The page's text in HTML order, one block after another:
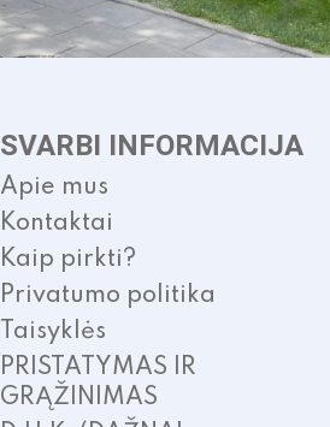
SVARBI INFORMACIJA
Apie mus
Kontaktai
Kaip pirkti?
Privatumo politika
Taisyklės
PRISTATYMAS IR
GRĄŽINIMAS